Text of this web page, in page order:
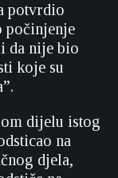
potvrdio
počinjenje
da nije bio
koje su
dijelu istog
na
djela,